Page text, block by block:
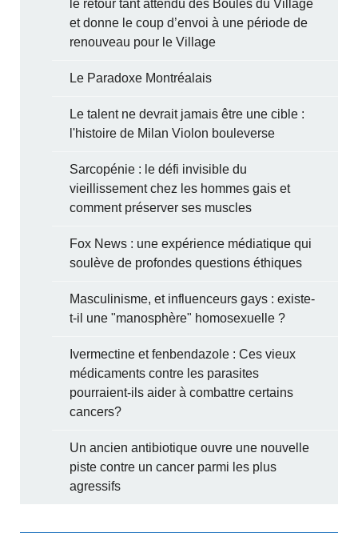
le retour tant attendu des Boules du Village
et donne le coup d’envoi à une période de
renouveau pour le Village
Le Paradoxe Montréalais
Le talent ne devrait jamais être une cible :
l'histoire de Milan Violon bouleverse
Sarcopénie : le défi invisible du
vieillissement chez les hommes gais et
comment préserver ses muscles
Fox News : une expérience médiatique qui
soulève de profondes questions éthiques
Masculinisme, et influenceurs gays : existe-
t-il une "manosphère" homosexuelle ?
Ivermectine et fenbendazole : Ces vieux
médicaments contre les parasites
pourraient-ils aider à combattre certains
cancers?
Un ancien antibiotique ouvre une nouvelle
piste contre un cancer parmi les plus
agressifs